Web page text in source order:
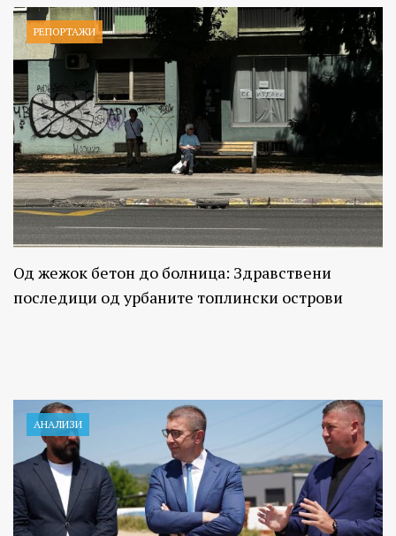
РЕПОРТАЖИ
Од жежок бетон до болница: Здравствени
последици од урбаните топлински острови
АНАЛИЗИ